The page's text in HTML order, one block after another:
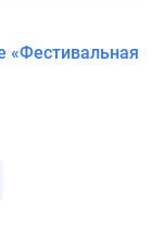
«Фестивальная